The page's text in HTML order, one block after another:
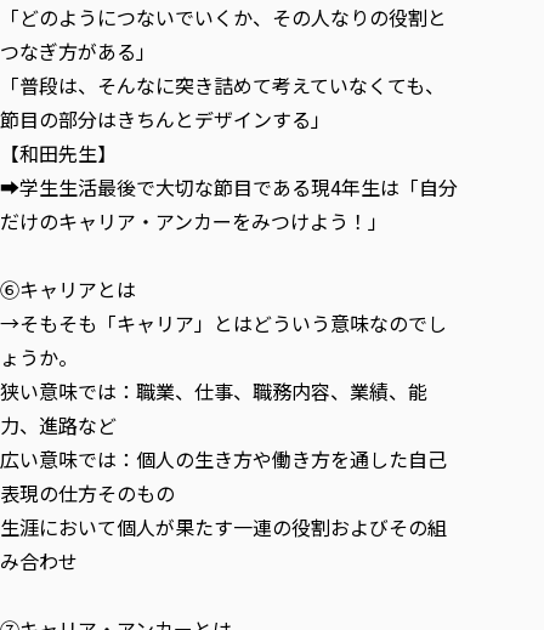
「どのようにつないでいくか、その人なりの役割と
つなぎ方がある」
「普段は、そんなに突き詰めて考えていなくても、
節目の部分はきちんとデザインする」
【和田先生】
➡学生生活最後で大切な節目である現4年生は「自分
だけのキャリア・アンカーをみつけよう！」
⑥キャリアとは
→そもそも「キャリア」とはどういう意味なのでし
ょうか。
狭い意味では：職業、仕事、職務内容、業績、能
力、進路など
広い意味では：個人の生き方や働き方を通した自己
表現の仕方そのもの
生涯において個人が果たす一連の役割およびその組
み合わせ